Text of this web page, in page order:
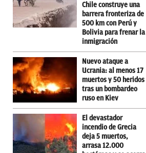
Chile construye una
barrera fronteriza de
500 km con Perú y
Bolivia para frenar la
inmigración
Nuevo ataque a
Ucrania: al menos 17
muertos y 50 heridos
tras un bombardeo
ruso en Kiev
El devastador
incendio de Grecia
deja 5 muertos,
arrasa 12.000